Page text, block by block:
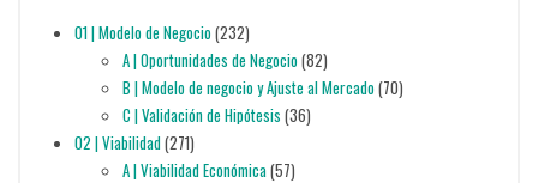
01 | Modelo de Negocio(232)
A | Oportunidades de Negocio(82)
B | Modelo de negocio y Ajuste al Mercado(70)
C | Validación de Hipótesis (36)
02 | Viabilidad(271)
A | Viabilidad Económica(57)